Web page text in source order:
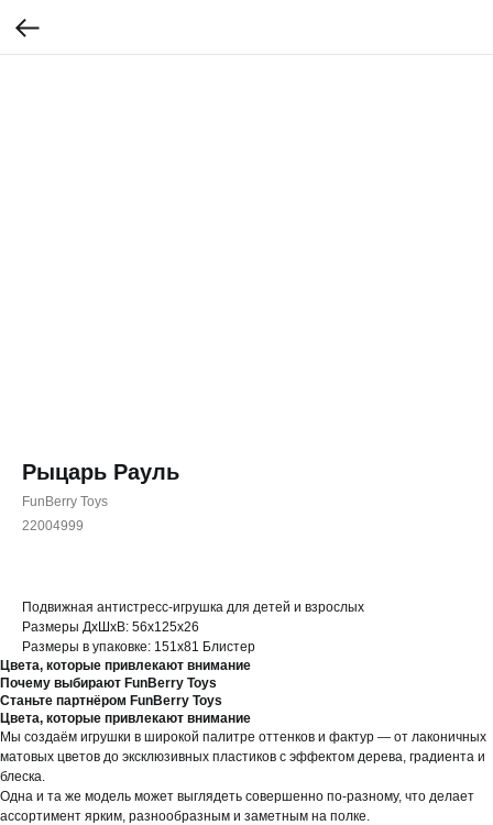
Рыцарь Рауль
FunBerry Toys
22004999
Подвижная антистресс-игрушка для детей и взрослых
Размеры ДхШхВ: 56х125х26
Размеры в упаковке: 151х81 Блистер
Цвета, которые привлекают внимание
Почему выбирают FunBerry Toys
Станьте партнёром FunBerry Toys
Цвета, которые привлекают внимание
Мы создаём игрушки в широкой палитре оттенков и фактур — от лаконичных
матовых цветов до эксклюзивных пластиков с эффектом дерева, градиента и
блеска.
Одна и та же модель может выглядеть совершенно по-разному, что делает
ассортимент ярким, разнообразным и заметным на полке.